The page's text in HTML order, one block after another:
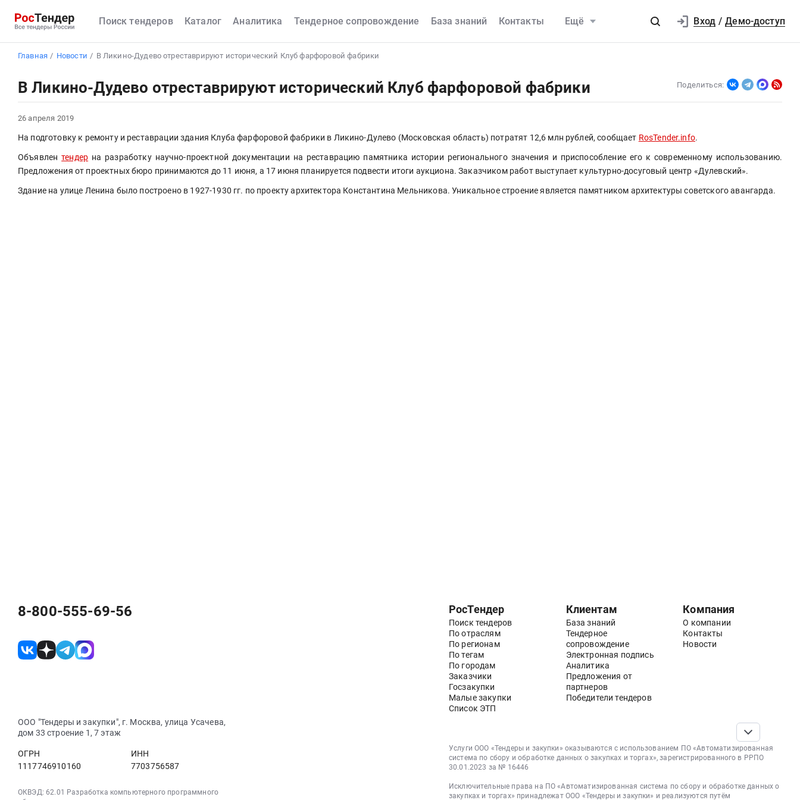
Поиск тендеров Каталог Аналитика Тендерное сопровождение База знаний Контакты Ещё Вход / Демо-доступ
Главная Новости В Ликино-Дудево отреставрируют исторический Клуб фарфоровой фабрики
В Ликино-Дудево отреставрируют исторический Клуб фарфоровой фабрики Поделиться:
26 апреля 2019
На подготовку к ремонту и реставрации здания Клуба фарфоровой фабрики в Ликино-Дулево (Московская область) потратят 12,6 млн рублей, сообщает RosTender.info.
Объявлен тендер на разработку научно-проектной документации на реставрацию памятника истории регионального значения и приспособление его к современному использованию.
Предложения от проектных бюро принимаются до 11 июня, а 17 июня планируется подвести итоги аукциона. Заказчиком работ выступает культурно-досуговый центр «Дулевский».
Здание на улице Ленина было построено в 1927-1930 гг. по проекту архитектора Константина Мельникова. Уникальное строение является памятником архитектуры советского авангарда.
8-800-555-69-56
ООО "Тендеры и закупки", г. Москва, улица Усачева,
дом 33 строение 1, 7 этаж
ОГРН
1117746910160
ИНН
7703756587
ОКВЭД: 62.01 Разработка компьютерного программного
РосТендер
Поиск тендеров
По отраслям
По регионам
По тегам
По городам
Заказчики
Госзакупки
Малые закупки
Список ЭТП
Клиентам
База знаний
Тендерное
сопровождение
Электронная подпись
Аналитика
Предложения от
партнеров
Победители тендеров
Компания
О компании
Контакты
Новости
Услуги ООО «Тендеры и закупки» оказываются с использованием ПО «Автоматизированная
система по сбору и обработке данных о закупках и торгах», зарегистрированного в РРПО
30.01.2023 за № 16446
Исключительные права на ПО «Автоматизированная система по сбору и обработке данных о
закупках и торгах» принадлежат ООО «Тендеры и закупки» и реализуются путём